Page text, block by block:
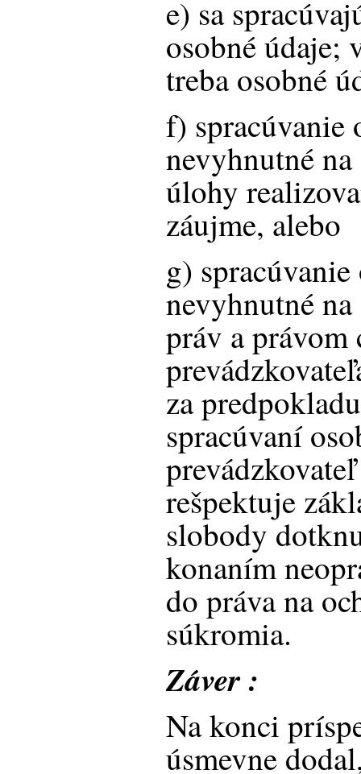
e) sa
osobné údaje;
treba osobné
f) spracúvanie
nevyhnutné
úlohy
záujme, alebo
g)
nevyhnutné
práv a právom
za
spracúvaní
rešpektuje
slobody
konaním
do práva na
súkromia.
Záver :
Na konci
úsmevne